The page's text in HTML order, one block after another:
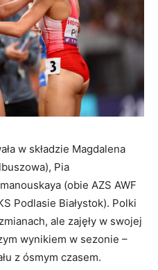
w składzie Magdalena
Pia
(obie AZS AWF
Podlasie Białystok). Polki
ale zajęły w swojej
wynikiem w sezonie –
z ósmym czasem.